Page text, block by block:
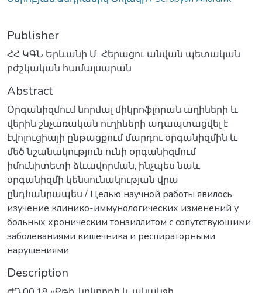
Publisher
ՀՀ ԿԳՆ Երևանի Մ. Հերացու անվան պետական
բժշկական համալսարան
Abstract
Օրգանիզմում նորմալ միկրոֆլորան աղիների և
վերին շնչառական ուղիների ադապտացվել է
էվոլուցիայի ընթացքում մարդու օրգանիզմին և
մեծ նշանակություն ունի օրգանիզմում
իմունիտետի ձևավորման, ինչպես նաև
օրգանիզմի կենսունակության վրա
ընդհանրապես / Целью научной работы явилось
изучение клинико-иммунологических изменений у
больных хроническим тонзиллитом с сопутствующими
заболеваниями кишечника и респираторными
нарушениями
Description